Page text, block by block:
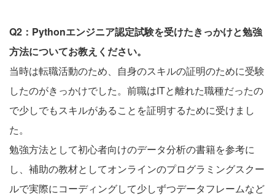
Q2：Pythonエンジニア認定試験を受けたきっかけと勉強
方法についてお教えください。
当時は転職活動のため、自身のスキルの証明のために受験
したのがきっかけでした。前職はITと離れた職種だったの
で少しでもスキルがあることを証明するために受けまし
た。
勉強方法として初心者向けのデータ分析の書籍を参考に
し、補助の教材としてオンラインのプログラミングスクー
ルで実際にコーディングして少しずつデータフレームなど